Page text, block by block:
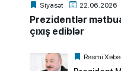
Siyasət 22.06.2026
Prezidentlər
çıxış ediblər
Rəsmi